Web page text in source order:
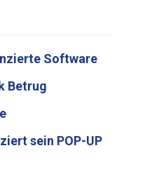
Software
Betrug
sein POP-UP